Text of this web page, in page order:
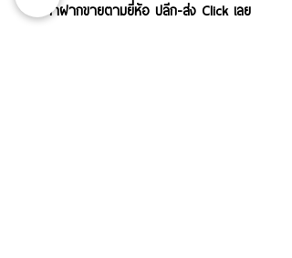
สินค้าฝากขายตามยี่ห้อ ปลีก-ส่ง Click เลย